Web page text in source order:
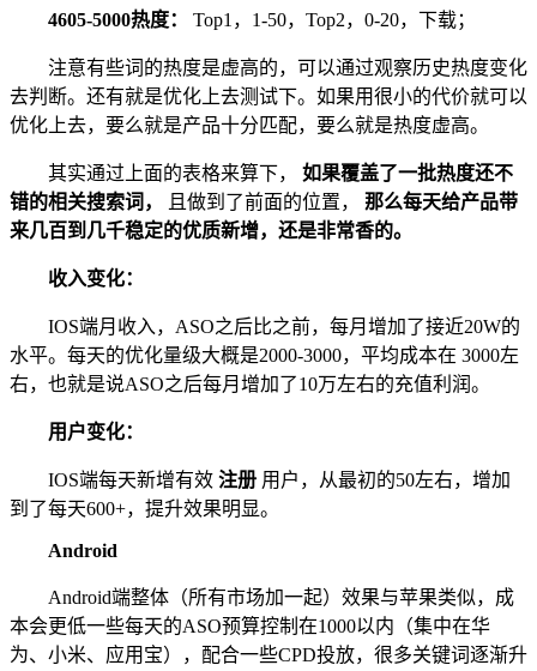
4605-5000热度： Top1，1-50，Top2，0-20，下载；
注意有些词的热度是虚高的，可以通过观察历史热度变化
去判断。还有就是优化上去测试下。如果用很小的代价就可以
优化上去，要么就是产品十分匹配，要么就是热度虚高。
其实通过上面的表格来算下， 如果覆盖了一批热度还不
错的相关搜索词，
且做到了前面的位置， 那么每天给产品带
来几百到几千稳定的优质新增，还是非常香的。
收入变化：
IOS端月收入，ASO之后比之前，每月增加了接近20W的
水平。每天的优化量级大概是2000-3000，平均成本在 3000左
右，也就是说ASO之后每月增加了10万左右的充值利润。
用户变化：
IOS端每天新增有效 注册 用户，从最初的50左右，增加
到了每天600+，提升效果明显。
Android
Android端整体（所有市场加一起）效果与苹果类似，成
本会更低一些每天的ASO预算控制在1000以内（集中在华
为、小米、应用宝），配合一些CPD投放，很多关键词逐渐升